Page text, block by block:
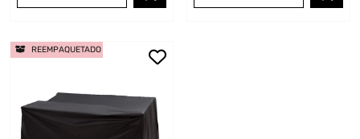
REEMPAQUETADO